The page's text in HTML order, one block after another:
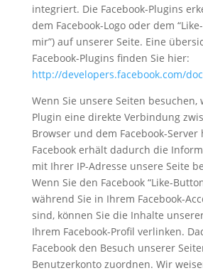
integriert. Die Facebook-Plugins
dem Facebook-Logo oder dem
mir”) auf unserer Seite. Eine
Facebook-Plugins finden Sie hier:
http://developers.facebook.com/
Wenn Sie unsere Seiten besuchen,
Plugin eine direkte Verbindung
Browser und dem Facebook-Server
Facebook erhält dadurch die
mit Ihrer IP-Adresse unsere Seite
Wenn Sie den Facebook “Like-
während Sie in Ihrem Facebook-
sind, können Sie die Inhalte
Ihrem Facebook-Profil verlinken.
Facebook den Besuch unserer
Benutzerkonto zuordnen. Wir